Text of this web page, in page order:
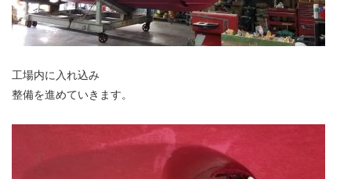
工場内に入れ込み
整備を進めていきます。